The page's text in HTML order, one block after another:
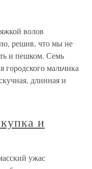
волов
решив, что мы не
и пешком. Семь
городского мальчика
длинная и
и
ужас